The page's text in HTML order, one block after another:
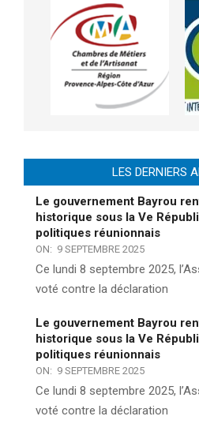
LES DERNIERS
Le gouvernement Bayrou
historique sous la Ve
politiques réunionnais
ON: 9 SEPTEMBRE 2025
Ce lundi 8 septembre 2025,
voté contre la déclaration
Le gouvernement Bayrou
historique sous la Ve
politiques réunionnais
ON: 9 SEPTEMBRE 2025
Ce lundi 8 septembre 2025,
voté contre la déclaration